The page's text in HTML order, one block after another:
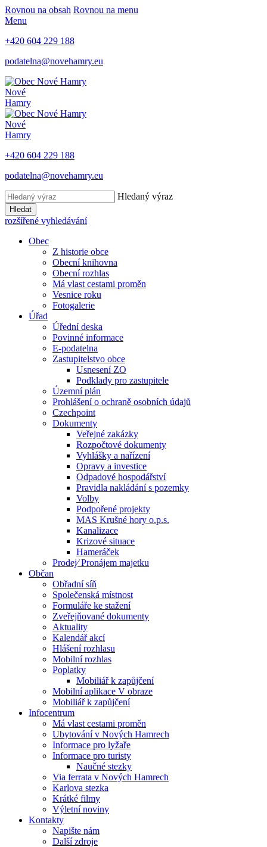
Rovnou na obsah Rovnou na menu
Menu
+420 604 229 188
podatelna@novehamry.eu
Nové
Hamry
Nové
Hamry
+420 604 229 188
podatelna@novehamry.eu
Hledaný výraz
Hledat
rozšířené vyhledávání
Obec
Z historie obce
Obecní knihovna
Obecní rozhlas
Má vlast cestami proměn
Vesnice roku
Fotogalerie
Úřad
Úřední deska
Povinné informace
E-podatelna
Zastupitelstvo obce
Usnesení ZO
Podklady pro zastupitele
Územní plán
Prohlášení o ochraně osobních údajů
Czechpoint
Dokumenty
Veřejné zakázky
Rozpočtové dokumenty
Vyhlášky a nařízení
Opravy a investice
Odpadové hospodářství
Pravidla nakládání s pozemky
Volby
Podpořené projekty
MAS Krušné hory o.p.s.
Kanalizace
Krizové situace
Hameráček
Prodej⁄ Pronájem majetku
Občan
Obřadní síň
Společenská místnost
Formuláře ke stažení
Zveřejňované dokumenty
Aktuality
Kalendář akcí
Hlášení rozhlasu
Mobilní rozhlas
Poplatky
Mobiliář k zapůjčení
Mobilní aplikace V obraze
Mobiliář k zapůjčení
Infocentrum
Má vlast cestami proměn
Ubytování v Nových Hamrech
Informace pro lyžaře
Informace pro turisty
Naučné stezky
Via ferrata v Nových Hamrech
Karlova stezka
Krátké filmy
Výletní noviny
Kontakty
Napište nám
Další zdroje